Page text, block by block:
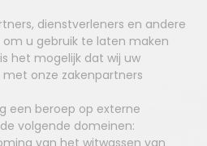
dienstverleners en andere
u gebruik te laten maken
het mogelijk dat wij uw
onze zakenpartners
een beroep op externe
volgende domeinen:
van het witwassen van